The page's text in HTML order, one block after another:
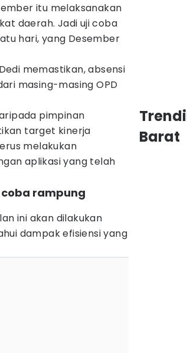
itu melaksanakan
daerah. Jadi uji coba
hari, yang Desember
memastikan, absensi
masing-masing OPD
pimpinan
target kinerja
melakukan
aplikasi yang telah
rampung
ini akan dilakukan
dampak efisiensi yang
Barat